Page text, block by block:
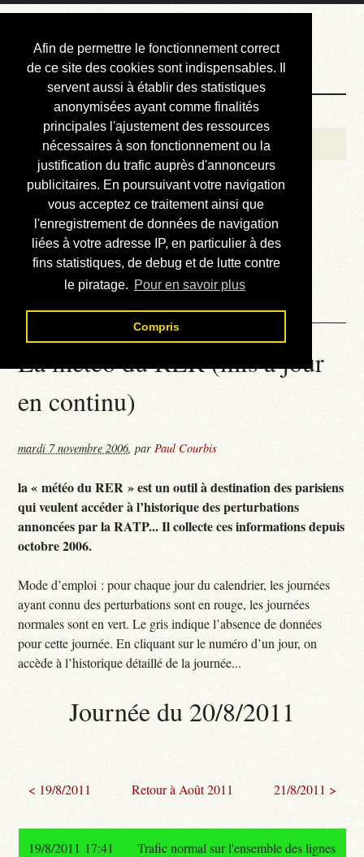
Afin de permettre le fonctionnement correct
de ce site des cookies sont indispensables. Il
servent aussi à établir des statistiques
anonymisées ayant comme finalités
principales l'ajustement des ressources
nécessaires à son fonctionnement ou la
justification du trafic auprès d'annonceurs
publicitaires. En poursuivant votre navigation
vous acceptez ce traitement ainsi que
l'enregistrement de données de navigation
liées à votre adresse IP, en particulier à des
fins statistiques, de debug et de lutte contre
le piratage. Pour en savoir plus
Compris
Courbis, « LE »
Blog Officiel
Bienvenue
Réalisations
Divers (et d’été)
Annonces
Liens externes
Téléchargement
Contact
La météo du RER (mis à jour
en continu)
mardi 7 novembre 2006,parPaul Courbis
la « météo du RER » est un outil à destination des parisiens
qui veulent accéder à l’historique des perturbations
annoncées par la RATP... Il collecte ces informations depuis
octobre 2006.
Mode d’emploi : pour chaque jour du calendrier, les journées
ayant connu des perturbations sont en rouge, les journées
normales sont en vert. Le gris indique l’absence de données
pour cette journée. En cliquant sur le numéro d’un jour, on
accède à l’historique détaillé de la journée...
Journée du 20/8/2011
< 19/8/2011 Retour à Août 2011 21/8/2011 >
19/8/2011 17:41
Trafic normal sur l'ensemble des lignes